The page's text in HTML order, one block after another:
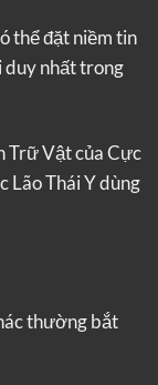
thể đặt niềm tin
duy nhất trong
Trữ Vật của Cực
Lão Thái Y dùng
thường bắt